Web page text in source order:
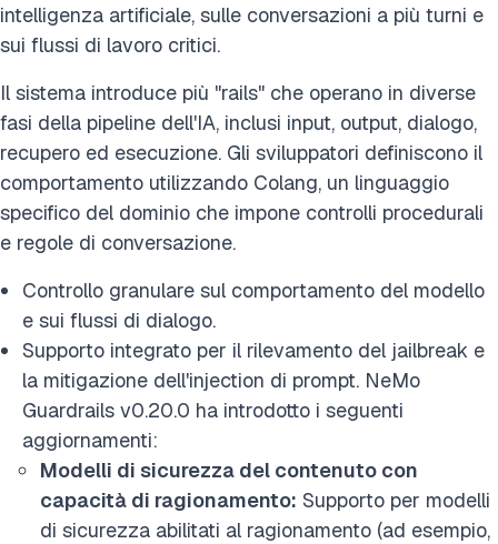
intelligenza artificiale, sulle conversazioni a più turni e
sui flussi di lavoro critici.
Il sistema introduce più "rails" che operano in diverse
fasi della pipeline dell'IA, inclusi input, output, dialogo,
recupero ed esecuzione. Gli sviluppatori definiscono il
comportamento utilizzando Colang, un linguaggio
specifico del dominio che impone controlli procedurali
e regole di conversazione.
Controllo granulare sul comportamento del modello
e sui flussi di dialogo.
Supporto integrato per il rilevamento del jailbreak e
la mitigazione dell'injection di prompt. NeMo
Guardrails v0.20.0 ha introdotto i seguenti
aggiornamenti:
Modelli di sicurezza del contenuto con
capacità di ragionamento: Supporto per modelli
di sicurezza abilitati al ragionamento (ad esempio,